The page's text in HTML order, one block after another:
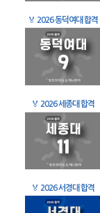
🏅 2026 동덕여대 합격
🏅 2026 세종대 합격
🏅 2026 서경대 합격